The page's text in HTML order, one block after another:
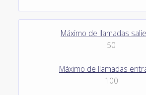
Máximo de llamadas
50
Máximo de llamadas
100